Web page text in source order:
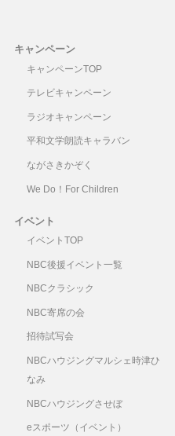
キャンペーン
キャンペーンTOP
テレビキャンペーン
ラジオキャンペーン
平和文学朗読キャラバン
ながさきかぞく
We Do！For Children
イベント
イベントTOP
NBC後援イベント一覧
NBCクラシック
NBC寄席の会
招待試写会
NBCハウジングマルシェ時津ひ
なみ
NBCハウジングさせぼ
eスポーツ（イベント）